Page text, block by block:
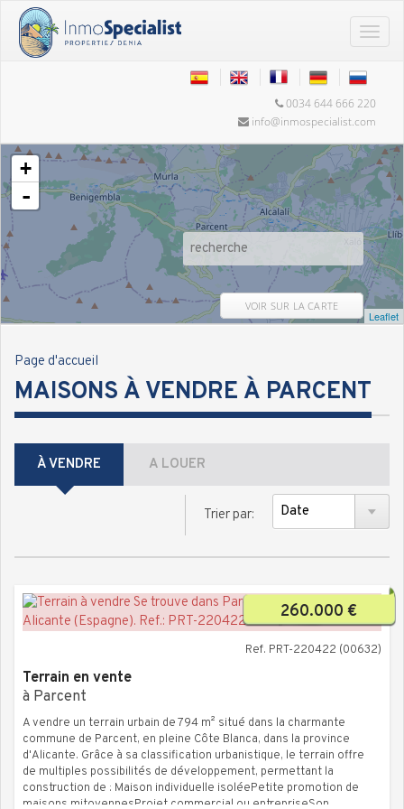
0034 644 666 220
info@inmospecialist.com
VOIR SUR LA CARTE
+
-
Leaflet
Page d'accueil
MAISONS À VENDRE À PARCENT
À VENDRE A LOUER
Trier par:
260.000 €
Ref. PRT-220422 (00632)
Terrain en vente
à Parcent
A vendre un terrain urbain de 794 m² situé dans la charmante
commune de Parcent, en pleine Côte Blanca, dans la province
d'Alicante. Grâce à sa classification urbanistique, le terrain offre
de multiples possibilités de développement, permettant la
construction de : Maison individuelle isoléePetite promotion de
maisons mitoyennesProjet commercial ou entrepriseSon